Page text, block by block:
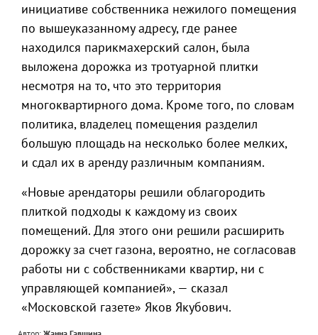
инициативе собственника нежилого помещения
по вышеуказанному адресу, где ранее
находился парикмахерский салон, была
выложена дорожка из тротуарной плитки
несмотря на то, что это территория
многоквартирного дома. Кроме того, по словам
политика, владелец помещения разделил
большую площадь на несколько более мелких,
и сдал их в аренду различным компаниям.
«Новые арендаторы решили облагородить
плиткой подходы к каждому из своих
помещений. Для этого они решили расширить
дорожку за счет газона, вероятно, не согласовав
работы ни с собственниками квартир, ни с
управляющей компанией», — сказал
«Московской газете» Яков Якубович.